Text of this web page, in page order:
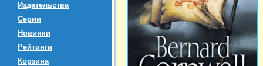
Издательства
Серии
Новинки
Рейтинги
Корзина